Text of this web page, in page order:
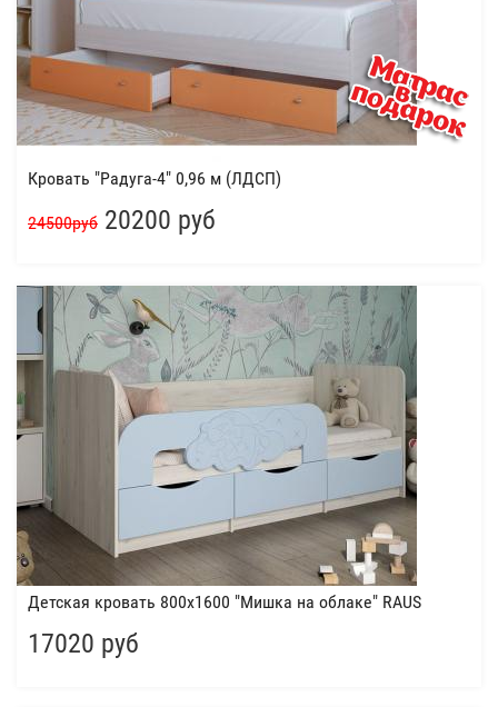
Кровать "Радуга-4" 0,96 м (ЛДСП)
24500руб 20200 руб
Детская кровать 800х1600 "Мишка на облаке" RAUS
17020 руб